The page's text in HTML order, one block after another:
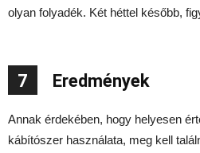
olyan folyadék. Két héttel később,
7 Eredmények
Annak érdekében, hogy helyesen
kábítószer használata, meg kell